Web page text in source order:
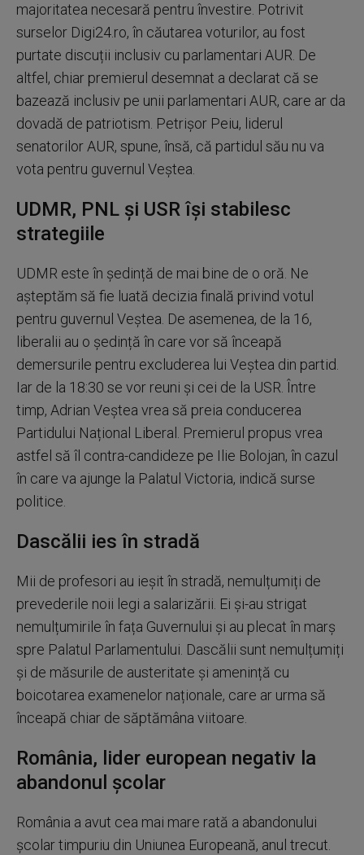
majoritatea necesară pentru învestire. Potrivit
surselor Digi24.ro, în căutarea voturilor, au fost
purtate discuții inclusiv cu parlamentari AUR. De
altfel, chiar premierul desemnat a declarat că se
bazează inclusiv pe unii parlamentari AUR, care ar da
dovadă de patriotism. Petrișor Peiu, liderul
senatorilor AUR, spune, însă, că partidul său nu va
vota pentru guvernul Veștea.
UDMR, PNL și USR își stabilesc
strategiile
UDMR este în ședință de mai bine de o oră. Ne
așteptăm să fie luată decizia finală privind votul
pentru guvernul Veștea. De asemenea, de la 16,
liberalii au o ședință în care vor să înceapă
demersurile pentru excluderea lui Veștea din partid.
Iar de la 18:30 se vor reuni și cei de la USR. Între
timp, Adrian Veștea vrea să preia conducerea
Partidului Național Liberal. Premierul propus vrea
astfel să îl contra-candideze pe Ilie Bolojan, în cazul
în care va ajunge la Palatul Victoria, indică surse
politice.
Dascălii ies în stradă
Mii de profesori au ieșit în stradă, nemulțumiți de
prevederile noii legi a salarizării. Ei și-au strigat
nemulțumirile în fața Guvernului și au plecat în marș
spre Palatul Parlamentului. Dascălii sunt nemulțumiți
și de măsurile de austeritate și amenință cu
boicotarea examenelor naționale, care ar urma să
înceapă chiar de săptămâna viitoare.
România, lider european negativ la
abandonul școlar
România a avut cea mai mare rată a abandonului
școlar timpuriu din Uniunea Europeană, anul trecut.